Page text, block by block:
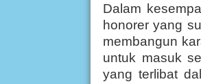
Dalam
honorer yang
membangun
untuk masuk
yang terlibat